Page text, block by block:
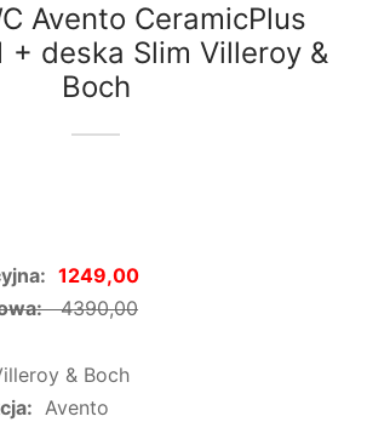
Avento CeramicPlus
+ deska Slim Villeroy &
Boch
1249,00
4390,00
& Boch
Avento